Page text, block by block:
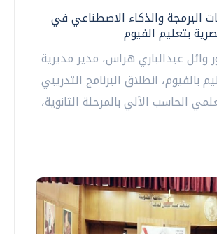
البرمجة والذكاء الاصطناعي في
بتعليم الفيوم
وائل عبدالباري هراس، مدير مديرية
بالفيوم، انطلاق البرنامج التدريبي
الحاسب الآلي بالمرحلة الثانوية،